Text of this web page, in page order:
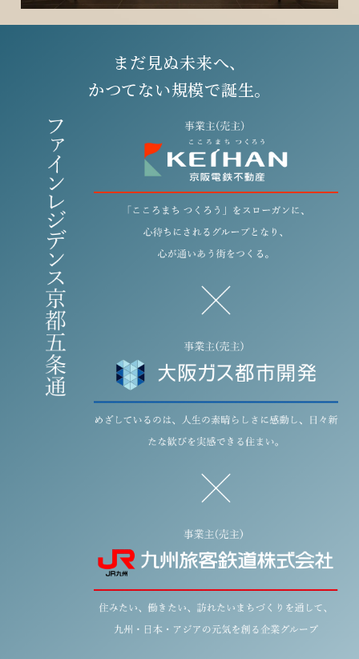
まだ見ぬ未来へ、
かつてない規模で誕生。